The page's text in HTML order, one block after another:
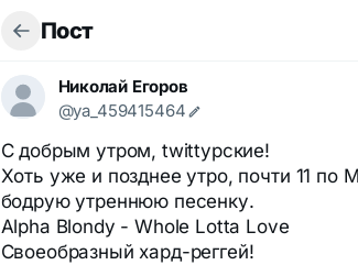
Пост
Николай Егоров
@ya_459415464
С добрым утром, twittyрские!
Хоть уже и позднее утро, почти 11 по
бодрую утреннюю песенку.
Alpha Blondy - Whole Lotta Love
Своеобразный хард-реггей!